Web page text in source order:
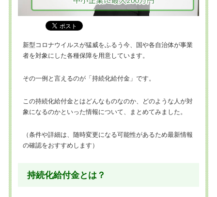
新型コロナウイルスが猛威をふるう今、国や各自治体が事業
者を対象にした各種保障を用意しています。
その一例と言えるのが「持続化給付金」です。
この持続化給付金とはどんなものなのか、どのような人が対
象になるのかといった情報について、まとめてみました。
（条件や詳細は、随時変更になる可能性があるため最新情報
の確認をおすすめします）
持続化給付金とは？